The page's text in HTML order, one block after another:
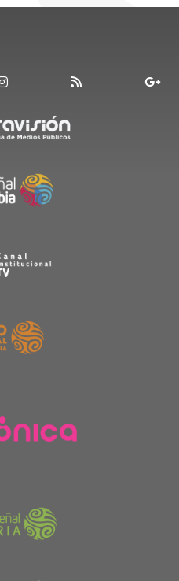
Humana y docencia
para forjar en
edades de formación.
Amador, CEO y
Colombia, junto a
de Asuntos
COOntigo,
explicar lo
sexo sin tabúes ni
distorciones en la
percepciones, actitudes,
y experiencias de
sexualidad y
2024